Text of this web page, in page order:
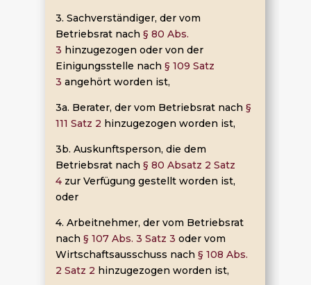
3. Sachverständiger, der vom
Betriebsrat nach § 80 Abs.
3 hinzugezogen oder von der
Einigungsstelle nach § 109 Satz
3 angehört worden ist,
3a. Berater, der vom Betriebsrat nach §
111 Satz 2 hinzugezogen worden ist,
3b. Auskunftsperson, die dem
Betriebsrat nach § 80 Absatz 2 Satz
4 zur Verfügung gestellt worden ist,
oder
4. Arbeitnehmer, der vom Betriebsrat
nach § 107 Abs. 3 Satz 3 oder vom
Wirtschaftsausschuss nach § 108 Abs.
2 Satz 2 hinzugezogen worden ist,